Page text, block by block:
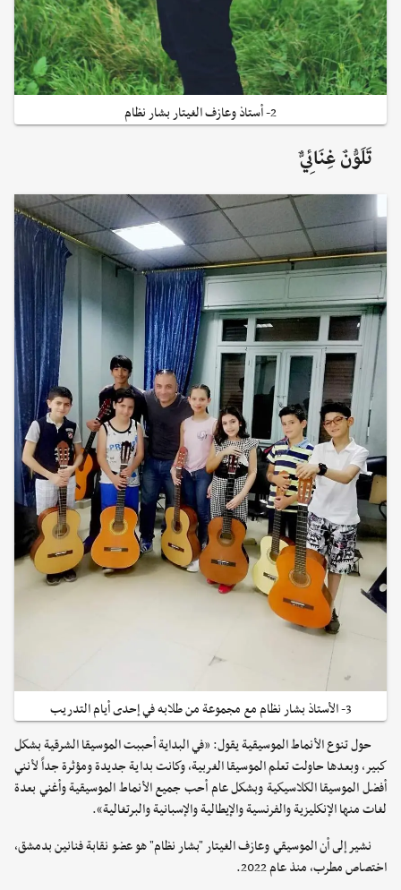
2- أستاذ وعازف الغيتار بشار نظام
تَلَوُّنٌ غِنَائِيٌّ
3- الأستاذ بشار نظام مع مجموعة من طلابه في إحدى أيام التدريب
حول تنوع الأنماط الموسيقية يقول: «في البداية أحببت الموسيقا الشرقية بشكل
كبير، وبعدها حاولت تعلم الموسيقا الغربية، وكانت بداية جديدة ومؤثرة جداً لأنني
أفضل الموسيقا الكلاسيكية وبشكل عام أحب جميع الأنماط الموسيقية وأغني بعدة
لغات منها الإنكليزية والفرنسية والإيطالية والإسبانية والبرتغالية».
نشير إلى أن الموسيقي وعازف الغيتار "بشار نظام" هو عضو نقابة فنانين بدمشق،
اختصاص مطرب، منذ عام 2022.